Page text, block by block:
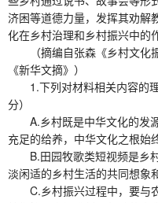
济困等道德力量，发挥其劝解
化在乡村治理和乡村振兴中的
（摘编自张森《乡村文化
《新华文摘》）
1.下列对材料相关内容的
分）
A.乡村既是中华文化的发
充足的给养，中华文化之根始
B.田园牧歌类短视频是乡
淡闲适的乡村生活的共同想象
C.乡村振兴过程中，要与